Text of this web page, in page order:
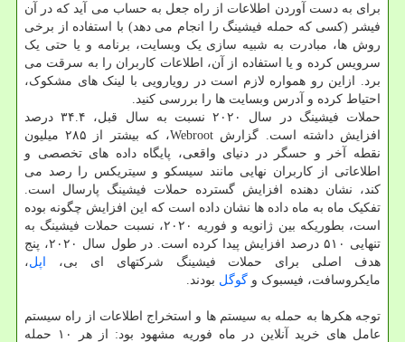
برای به دست آوردن اطلاعات از راه جعل به حساب می آید که در آن
فیشر (کسی که حمله فیشینگ را انجام می دهد) با استفاده از برخی
روش ها، مبادرت به شبیه سازی یک وبسایت، برنامه و یا حتی یک
سرویس کرده و یا استفاده از آن، اطلاعات کاربران را به سرقت می
برد. ازاین رو همواره لازم است در رویارویی با لینک های مشکوک،
احتیاط کرده و آدرس وبسایت ها را بررسی کنید.
حملات فیشینگ در سال ۲۰۲۰ نسبت به سال قبل، ۳۴.۴ درصد
افزایش داشته است. گزارش Webroot، که بیشتر از ۲۸۵ میلیون
نقطه آخر و حسگر در دنیای واقعی، پایگاه داده های تخصصی و
اطلاعاتی از کاربران نهایی مانند سیسکو و سیتریکس را رصد می
کند، نشان دهنده افزایش گسترده حملات فیشینگ پارسال است.
تفکیک ماه به ماه داده ها نشان داده است که این افزایش چگونه بوده
است، بطوریکه بین ژانویه و فوریه ۲۰۲۰، نسبت حملات فیشینگ به
تنهایی ۵۱۰ درصد افزایش پیدا کرده است. در طول سال ۲۰۲۰، پنج
هدف اصلی برای حملات فیشینگ شرکتهای ای بی،
اپل،
مایکروسافت، فیسبوک و گوگل بودند.
توجه هکرها به حمله به سیستم ها و استخراج اطلاعات از راه سیستم
عامل های خرید آنلاین در ماه فوریه مشهود بود: از هر ۱۰ حمله